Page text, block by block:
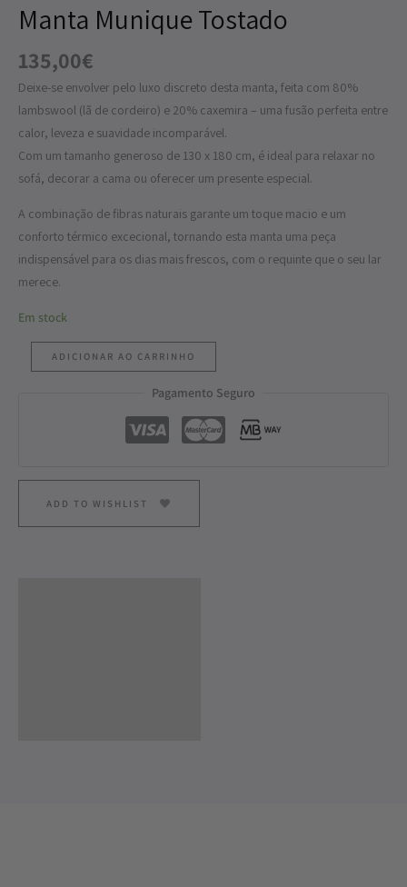
Manta Munique Tostado
135,00€
Deixe-se envolver pelo luxo discreto desta manta, feita com 80%
lambswool (lã de cordeiro) e 20% caxemira – uma fusão perfeita entre
calor, leveza e suavidade incomparável.
Com um tamanho generoso de 130 x 180 cm, é ideal para relaxar no
sofá, decorar a cama ou oferecer um presente especial.
A combinação de fibras naturais garante um toque macio e um
conforto térmico excecional, tornando esta manta uma peça
indispensável para os dias mais frescos, com o requinte que o seu lar
merece.
Em stock
ADICIONAR AO CARRINHO
Pagamento Seguro
ADD TO WISHLIST